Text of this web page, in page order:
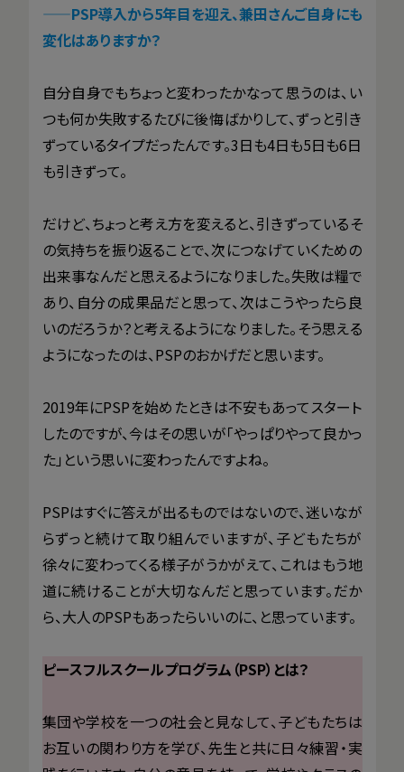
——PSP導入から5年目を迎え、兼田さんご自身にも
変化はありますか？
自分自身でもちょっと変わったかなって思うのは、い
つも何か失敗するたびに後悔ばかりして、ずっと引き
ずっているタイプだったんです。3日も4日も5日も6日
も引きずって。
だけど、ちょっと考え方を変えると、引きずっているそ
の気持ちを振り返ることで、次につなげていくための
出来事なんだと思えるようになりました。失敗は糧で
あり、自分の成果品だと思って、次はこうやったら良
いのだろうか？と考えるようになりました。そう思える
ようになったのは、PSPのおかげだと思います。
2019年にPSPを始めたときは不安もあってスタート
したのですが、今はその思いが「やっぱりやって良かっ
た」という思いに変わったんですよね。
PSPはすぐに答えが出るものではないので、迷いなが
らずっと続けて取り組んでいますが、子どもたちが
徐々に変わってくる様子がうかがえて、これはもう地
道に続けることが大切なんだと思っています。だか
ら、大人のPSPもあったらいいのに、と思っています。
ピースフルスクールプログラム（PSP）とは？
集団や学校を一つの社会と見なして、子どもたちは
お互いの関わり方を学び、先生と共に日々練習・実